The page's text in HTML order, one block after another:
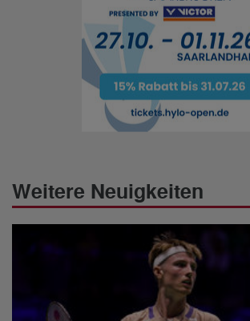
Weitere Neuigkeiten